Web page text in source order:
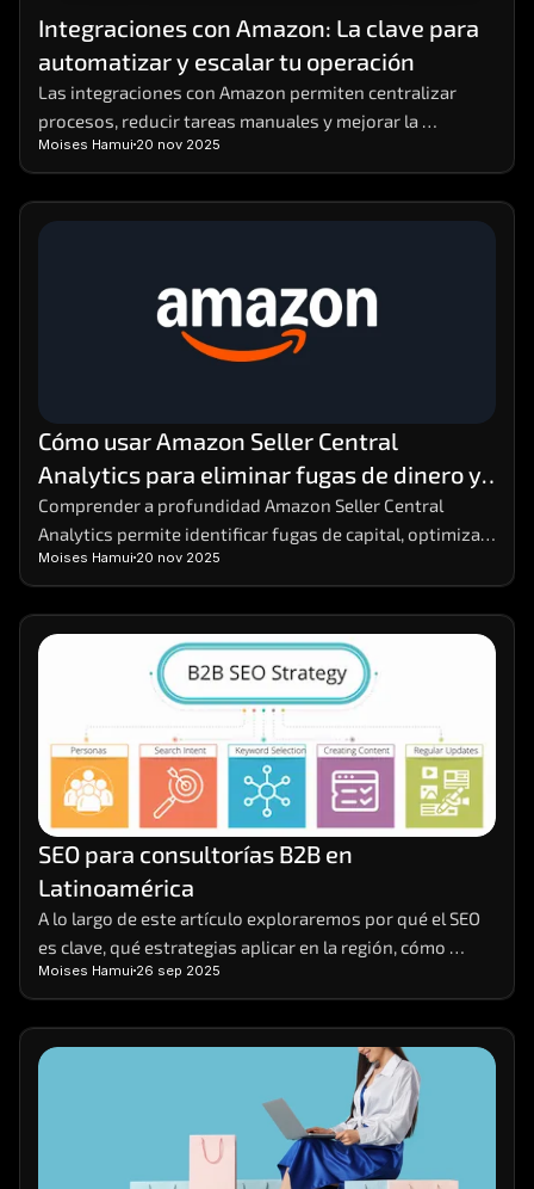
Integraciones con Amazon: La clave para
automatizar y escalar tu operación
Las integraciones con Amazon permiten centralizar
procesos, reducir tareas manuales y mejorar la
eficiencia operativa en negocios digitales.
Moises Hamui 20 nov 2025
Cómo usar Amazon Seller Central
Analytics para eliminar fugas de dinero y
aumentar la rentabilidad
Comprender a profundidad Amazon Seller Central
Analytics permite identificar fugas de capital, optimizar
decisiones y reforzar estrategias comerciales. Dominar
estos datos facilita anticipar variaciones en la demanda
y mejorar márgenes sin aumentar costos. Para análisis
comparativos avanzados, herramientas como MHA
Intelligence complementan la información con una
visión más precisa del rendimiento.
Moises Hamui 20 nov 2025
SEO para consultorías B2B en
Latinoamérica
A lo largo de este artículo exploraremos por qué el SEO
es clave, qué estrategias aplicar en la región, cómo
segmentar el mercado de manera efectiva y cómo medir
resultados de forma realista.
Moises Hamui 26 sep 2025